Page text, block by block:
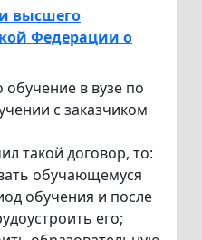
высшего
Федерации о
обучение в вузе по
с заказчиком
такой договор, то:
обучающемуся
обучения и после
его;